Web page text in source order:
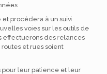
procédera à un suivi
voies sur les outils de
effectuerons des relances
et rues soient
pour leur patience et leur